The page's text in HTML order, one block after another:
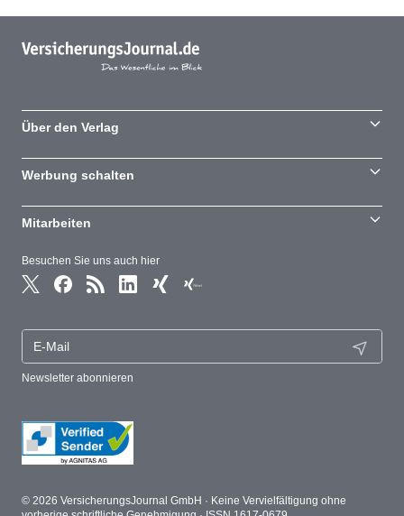
Besuchen Sie uns auch hier
Newsletter abonnieren
Über den Verlag
Werbung schalten
Mitarbeiten
© 2026 VersicherungsJournal GmbH · Keine Vervielfältigung ohne